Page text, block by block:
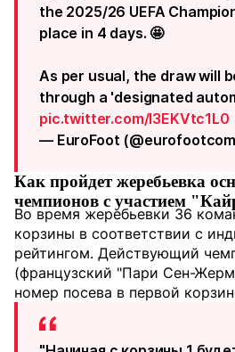
the 2025/26 UEFA
place in 4 days. 🤩
As per usual, the draw will
through a 'designated
pic.twitter.com/l3EKVtc1L0
— EuroFoot
Как пройдет жеребьевка
чемпионов с участием
Во время жеребьевки 36
корзины в соответствии с
рейтингом. Действующий
(французский "Пари Сен-
номер посева в первой